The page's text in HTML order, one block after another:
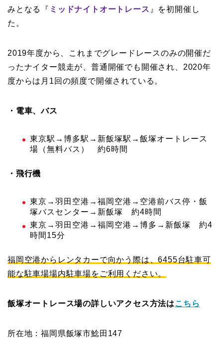
みとなる『 ミッドナイトオートレース 』を初開催し
た。
2019年度から、これまでグレードレースのみの開催だ
ったナイター競走が、普通開催でも開催され、2020年
度からは月1回の頻度で開催されている。
・電車、バス
東京駅→博多駅→新飯塚駅→飯塚オートレース
場（無料バス） 約6時間
・飛行機
東京→羽田空港→福岡空港→空港前バス停・飯
塚バスセンター→新飯塚 約4時間
東京→羽田空港→福岡空港→博多→新飯塚 約4
時間15分
福岡空港からレンタカーで向かう際は、6455台駐車可
能な駐車場場内駐車場をご利用ください。
飯塚オートレース場の詳しいアクセス方法は こちら
所在地：福岡県飯塚市鯰田147